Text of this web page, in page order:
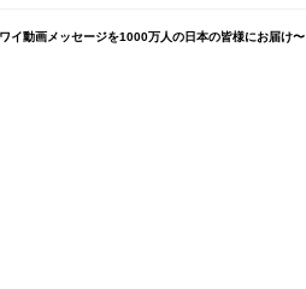
イ動画メッセージを1000万人の日本の皆様にお届け〜